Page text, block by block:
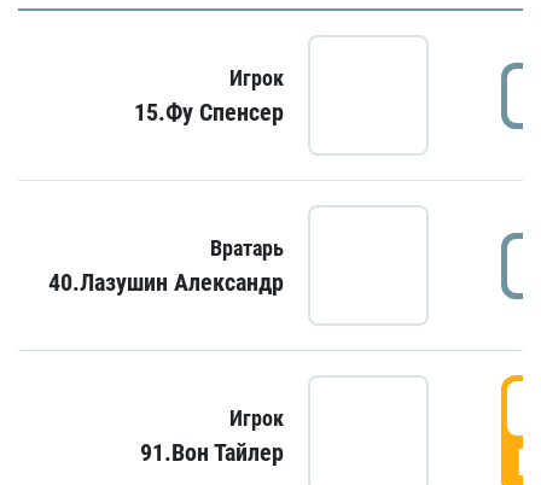
Игрок
15.Фу Спенсер
Вратарь
40.Лазушин Александр
Игрок
91.Вон Тайлер